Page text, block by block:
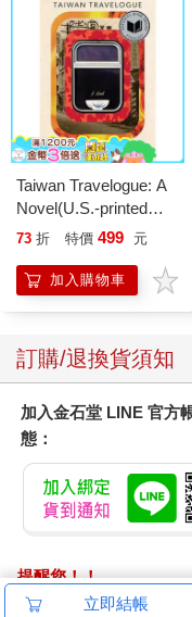
Taiwan Travelogue: A
Novel(U.S.-printed
edition)
73 折 特價 499 元
加入購物車
訂購/退換貨須知
加入金石堂 LINE 官方
態：
提醒您！！
金石堂及銀行均不會請
立即結帳